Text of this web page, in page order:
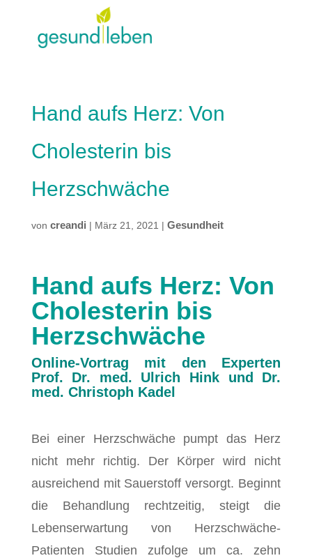
Hand aufs Herz: Von
Cholesterin bis
Herzschwäche
von creandi | März 21, 2021 | Gesundheit
Hand aufs Herz: Von
Cholesterin bis
Herzschwäche
Online-Vortrag mit den Experten
Prof. Dr. med. Ulrich Hink und Dr.
med. Christoph Kadel
Bei einer Herzschwäche pumpt das Herz
nicht mehr richtig. Der Körper wird nicht
ausreichend mit Sauerstoff versorgt. Beginnt
die Behandlung rechtzeitig, steigt die
Lebenserwartung von Herzschwäche-
Patienten Studien zufolge um ca. zehn